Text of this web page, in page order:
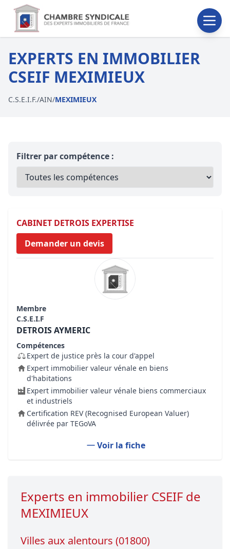
EXPERTS EN IMMOBILIER
CSEIF MEXIMIEUX
C.S.E.I.F./AIN/MEXIMIEUX
Filtrer par compétence :
CABINET DETROIS EXPERTISE
Demander un devis
Membre
C.S.E.I.F
DETROIS AYMERIC
Compétences
Expert de justice près la cour d'appel
Expert immobilier valeur vénale en biens
d'habitations
Expert immobilier valeur vénale biens commerciaux
et industriels
Certification REV (Recognised European Valuer)
délivrée par TEGoVA
Voir la fiche
Experts en immobilier CSEIF de
MEXIMIEUX
Villes aux alentours (01800)